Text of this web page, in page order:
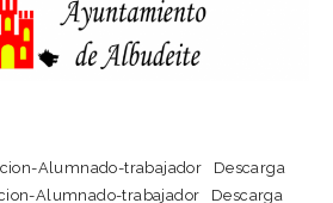
Alumnado-trabajador
Descarga
Alumnado-trabajador
Descarga